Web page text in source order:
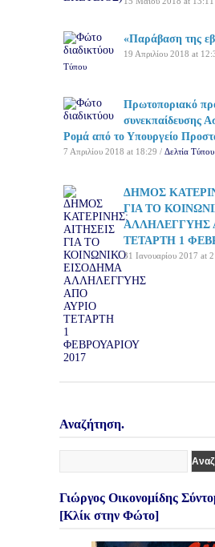
«Παράβαση της
19 Απριλίου 2018 at
Τύπου
Πρωτοποριακό
συνεκπαίδευσης
Ρομά από το Υπουργείο
7 Απριλίου 2018 at 18:29 / Δελτία Τύπου
ΔΗΜΟΣ
ΓΙΑ ΤΟ
ΑΛΛΗΛΕΓΓΥΗΣ
ΤΕΤΑΡΤΗ 1
31 Ιανουαρίου 2017 at
Αναζήτηση.
Γιώργος Οικονομίδης
[Κλίκ στην Φώτο]